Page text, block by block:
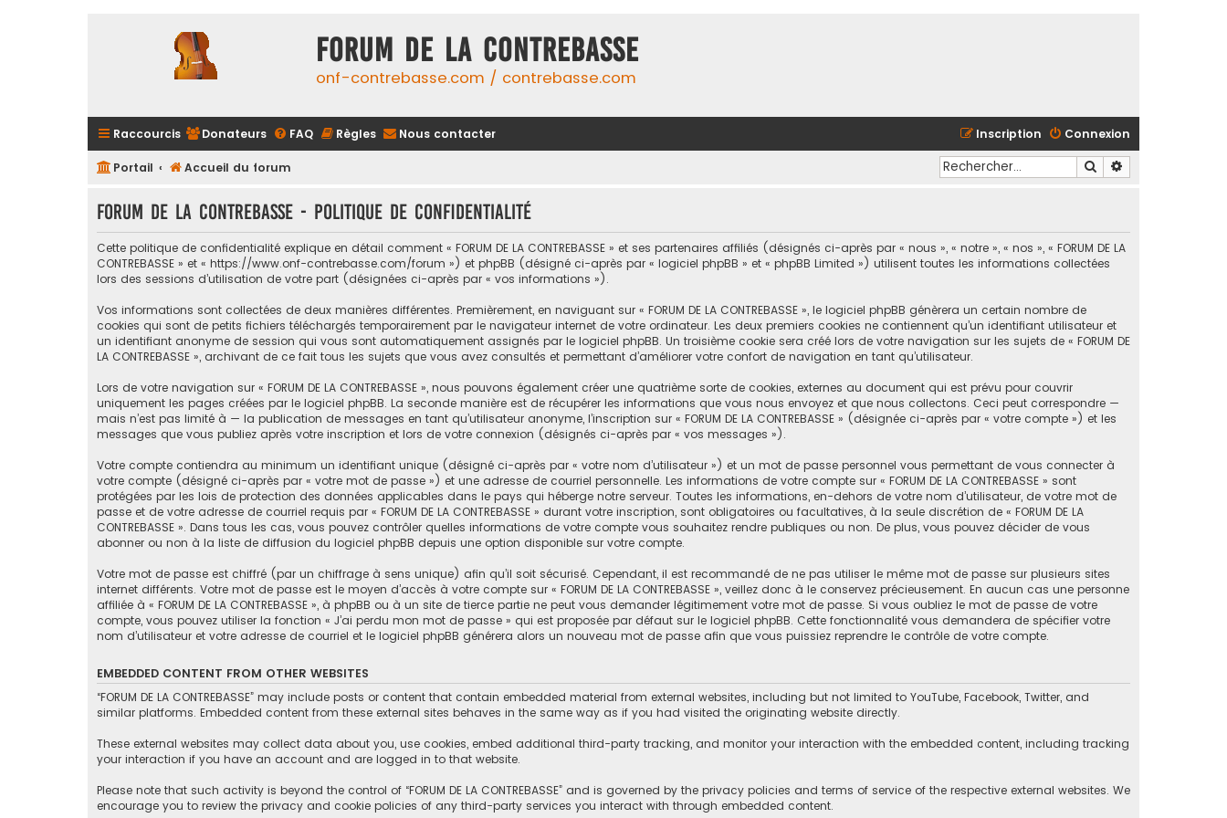
FORUM DE LA CONTREBASSE
onf-contrebasse.com / contrebasse.com
Raccourcis Donateurs FAQ Règles Nous contacter Connexion
Inscription
Portail Accueil du forum Rechercher
FORUM DE LA CONTREBASSE - Politique de confidentialité
Cette politique de confidentialité explique en détail comment « FORUM DE LA CONTREBASSE » et ses partenaires affiliés (désignés ci-après par « nous », « notre », « nos », « FORUM DE LA
CONTREBASSE » et « https://www.onf-contrebasse.com/forum ») et phpBB (désigné ci-après par « logiciel phpBB » et « phpBB Limited ») utilisent toutes les informations collectées
lors des sessions d’utilisation de votre part (désignées ci-après par « vos informations »).
Vos informations sont collectées de deux manières différentes. Premièrement, en naviguant sur « FORUM DE LA CONTREBASSE », le logiciel phpBB génèrera un certain nombre de
cookies qui sont de petits fichiers téléchargés temporairement par le navigateur internet de votre ordinateur. Les deux premiers cookies ne contiennent qu’un identifiant utilisateur et
un identifiant anonyme de session qui vous sont automatiquement assignés par le logiciel phpBB. Un troisième cookie sera créé lors de votre navigation sur les sujets de « FORUM DE
LA CONTREBASSE », archivant de ce fait tous les sujets que vous avez consultés et permettant d’améliorer votre confort de navigation en tant qu’utilisateur.
Lors de votre navigation sur « FORUM DE LA CONTREBASSE », nous pouvons également créer une quatrième sorte de cookies, externes au document qui est prévu pour couvrir
uniquement les pages créées par le logiciel phpBB. La seconde manière est de récupérer les informations que vous nous envoyez et que nous collectons. Ceci peut correspondre —
mais n’est pas limité à — la publication de messages en tant qu’utilisateur anonyme, l’inscription sur « FORUM DE LA CONTREBASSE » (désignée ci-après par « votre compte ») et les
messages que vous publiez après votre inscription et lors de votre connexion (désignés ci-après par « vos messages »).
Votre compte contiendra au minimum un identifiant unique (désigné ci-après par « votre nom d’utilisateur ») et un mot de passe personnel vous permettant de vous connecter à
votre compte (désigné ci-après par « votre mot de passe ») et une adresse de courriel personnelle. Les informations de votre compte sur « FORUM DE LA CONTREBASSE » sont
protégées par les lois de protection des données applicables dans le pays qui héberge notre serveur. Toutes les informations, en-dehors de votre nom d’utilisateur, de votre mot de
passe et de votre adresse de courriel requis par « FORUM DE LA CONTREBASSE » durant votre inscription, sont obligatoires ou facultatives, à la seule discrétion de « FORUM DE LA
CONTREBASSE ». Dans tous les cas, vous pouvez contrôler quelles informations de votre compte vous souhaitez rendre publiques ou non. De plus, vous pouvez décider de vous
abonner ou non à la liste de diffusion du logiciel phpBB depuis une option disponible sur votre compte.
Votre mot de passe est chiffré (par un chiffrage à sens unique) afin qu’il soit sécurisé. Cependant, il est recommandé de ne pas utiliser le même mot de passe sur plusieurs sites
internet différents. Votre mot de passe est le moyen d’accès à votre compte sur « FORUM DE LA CONTREBASSE », veillez donc à le conservez précieusement. En aucun cas une personne
affiliée à « FORUM DE LA CONTREBASSE », à phpBB ou à un site de tierce partie ne peut vous demander légitimement votre mot de passe. Si vous oubliez le mot de passe de votre
compte, vous pouvez utiliser la fonction « J’ai perdu mon mot de passe » qui est proposée par défaut sur le logiciel phpBB. Cette fonctionnalité vous demandera de spécifier votre
nom d’utilisateur et votre adresse de courriel et le logiciel phpBB générera alors un nouveau mot de passe afin que vous puissiez reprendre le contrôle de votre compte.
EMBEDDED CONTENT FROM OTHER WEBSITES
“FORUM DE LA CONTREBASSE” may include posts or content that contain embedded material from external websites, including but not limited to YouTube, Facebook, Twitter, and
similar platforms. Embedded content from these external sites behaves in the same way as if you had visited the originating website directly.
These external websites may collect data about you, use cookies, embed additional third-party tracking, and monitor your interaction with the embedded content, including tracking
your interaction if you have an account and are logged in to that website.
Please note that such activity is beyond the control of “FORUM DE LA CONTREBASSE” and is governed by the privacy policies and terms of service of the respective external websites. We
encourage you to review the privacy and cookie policies of any third-party services you interact with through embedded content.